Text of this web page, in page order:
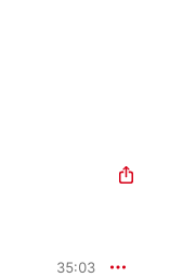
35:03